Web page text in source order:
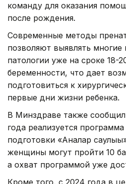
команду для оказания
после рождения.
Современные методы
позволяют выявлять
патологии уже на сроке 18-
беременности, что дает
подготовиться к
первые дни жизни ребенка.
В Минздраве также
года реализуется
подготовки «Аналар
женщины могут пройти 10
а охват программой уже